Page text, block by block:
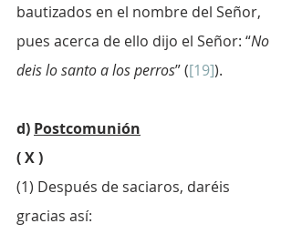
bautizados en el nombre del Señor,
pues acerca de ello dijo el Señor: “No
deis lo santo a los perros” ([19]).
d) Postcomunión
( X )
(1) Después de saciaros, daréis
gracias así: